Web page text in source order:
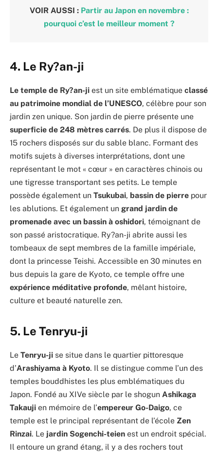
VOIR AUSSI : Partir au Japon en novembre :
pourquoi c’est le meilleur moment ?
4. Le Ry?an-ji
Le temple de Ry?an-ji est un site emblématique classé
au patrimoine mondial de l’UNESCO, célèbre pour son
jardin zen unique. Son jardin de pierre présente une
superficie de 248 mètres carrés. De plus il dispose de
15 rochers disposés sur du sable blanc. Formant des
motifs sujets à diverses interprétations, dont une
représentant le mot « cœur » en caractères chinois ou
une tigresse transportant ses petits. Le temple
possède également un Tsukubai, bassin de pierre pour
les ablutions. Et également un grand jardin de
promenade avec un bassin à oshidori, témoignant de
son passé aristocratique. Ry?an-ji abrite aussi les
tombeaux de sept membres de la famille impériale,
dont la princesse Teishi. Accessible en 30 minutes en
bus depuis la gare de Kyoto, ce temple offre une
expérience méditative profonde, mêlant histoire,
culture et beauté naturelle zen.
5. Le Tenryu-ji
Le Tenryu-ji se situe dans le quartier pittoresque
d’Arashiyama à Kyoto. Il se distingue comme l’un des
temples bouddhistes les plus emblématiques du
Japon. Fondé au XIVe siècle par le shogun Ashikaga
Takauji en mémoire de l’empereur Go-Daigo, ce
temple est le principal représentant de l’école Zen
Rinzai. Le jardin Sogenchi-teien est un endroit spécial.
Il entoure un grand étang, il y a des rochers tout